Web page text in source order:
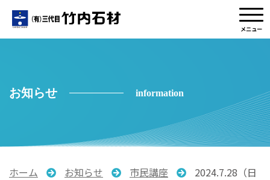
メニュー
お知らせ information
ホーム お知らせ 市民講座
2024.7.28（日